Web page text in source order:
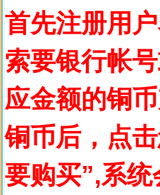
首先注册用
索要银行帐
应金额的铜
铜币后，点
要购买”,系